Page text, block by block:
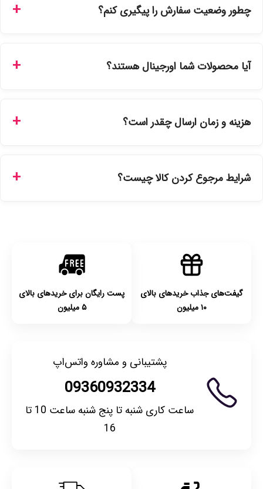
چطور وضعیت سفارش را پیگیری کنم؟
سفارشات در سایت، وضعیت لحظه‌ای مرسوله را مشاهده کنید.
آیا محصولات شما اورجینال هستند؟
نمایندگی‌های معتبر تهیه شده و دارای بچ‌کد قابل استعلام هستند.
هزینه و زمان ارسال چقدر است؟
انتخاب کنید و برای شهرستان‌ها بین یک الی ۳ روز کاری از طریق
شرایط مرجوع کردن کالا چیست؟
گیفت‌های جذاب خریدهای بالای
۱۰ میلیون
پست رایگان برای خریدهای بالای
۵ میلیون
پشتیبانی و مشاوره واتس‌اپ
09360932334
ساعت کاری شنبه تا پنج شنبه ساعت 10 تا
16